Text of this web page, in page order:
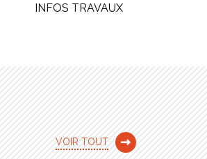
INFOS TRAVAUX
VOIR TOUT